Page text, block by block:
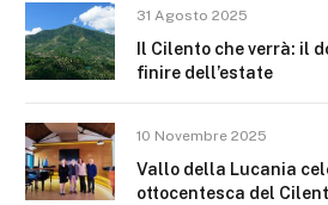
31 Agosto 2025
Il Cilento che verrà: il
finire dell’estate
10 Novembre 2025
Vallo della Lucania
ottocentesca del